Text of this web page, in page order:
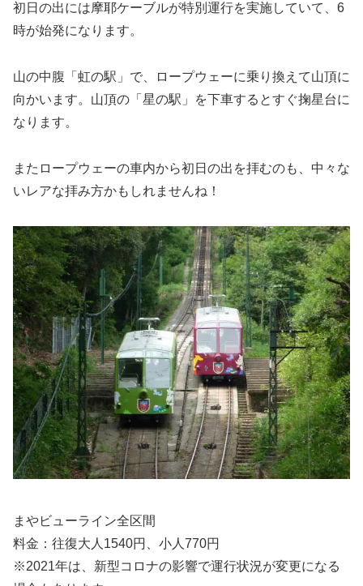
初日の出には摩耶ケーブルが特別運行を実施していて、6
時が始発になります。
山の中腹「虹の駅」で、ロープウェーに乗り換えて山頂に
向かいます。山頂の「星の駅」を下車するとすぐ掬星台に
なります。
またロープウェーの車内から初日の出を拝むのも、中々な
いレアな拝み方かもしれませんね！
まやビューライン全区間
料金：往復大人1540円、小人770円
※2021年は、新型コロナの影響で運行状況が変更になる